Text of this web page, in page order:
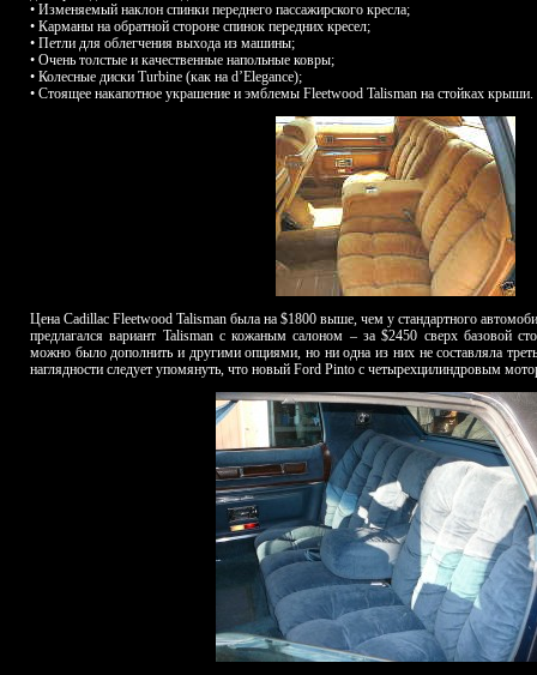
• Изменяемый наклон спинки переднего пассажирского кресла;
• Карманы на обратной стороне спинок передних кресел;
• Петли для облегчения выхода из машины;
• Очень толстые и качественные напольные ковры;
• Колесные диски Turbine (как на d’Elegance);
• Стоящее накапотное украшение и эмблемы Fleetwood Talisman на стойках крыши.
Цена Cadillac Fleetwood Talisman была на $1800 выше, чем у стандартного
предлагался вариант Talisman с кожаным салоном – за $2450 сверх базовой
можно было дополнить и другими опциями, но ни одна из них не составляла
наглядности следует упомянуть, что новый Ford Pinto с четырехцилиндровым